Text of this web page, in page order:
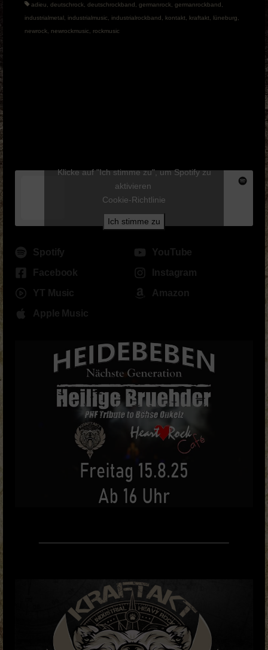
adieu deutschrock deutschrockband germanrock germanrockband
industrialmetal
industrialmusic industrialrockband kontakt kraftakt lüneburg
newrock
newrockmusic rockmusic
Klicke auf "Ich stimme zu", um Spotify zu
aktivieren
Cookie-Richtlinie
Ich stimme zu
Spotify
YouTube
Facebook
Instagram
YT Music
Amazon
Apple Music